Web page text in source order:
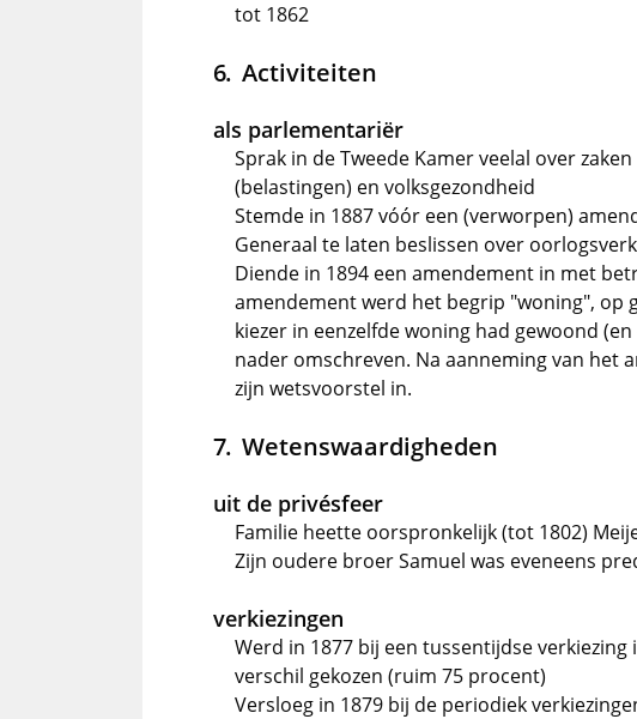
tot 1862
Activiteiten
als parlementariër
Sprak in de Tweede Kamer veelal over
(belastingen) en volksgezondheid
Stemde in 1887 vóór een (verworpen)
Generaal te laten beslissen over
Diende in 1894 een amendement in met
amendement werd het begrip "woning", op
kiezer in eenzelfde woning had gewoond
nader omschreven. Na aanneming van het
zijn wetsvoorstel in.
Wetenswaardigheden
uit de privésfeer
Familie heette oorspronkelijk (tot 1802)
Zijn oudere broer Samuel was eveneens
verkiezingen
Werd in 1877 bij een tussentijdse
verschil gekozen (ruim 75 procent)
Versloeg in 1879 bij de periodiek